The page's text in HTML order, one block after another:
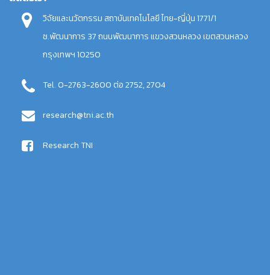
วิจัยและนวัตกรรม สถาบันเทคโนโลยี ไทย-ญี่ปุ่น 1771/1
ซ.พัฒนาการ 37 ถนนพัฒนาการ แขวงสวนหลวง เขตสวนหลวง
กรุงเทพฯ 10250
Tel. 0-2763-2600 ต่อ 2752, 2704
research@tni.ac.th
Research TNI